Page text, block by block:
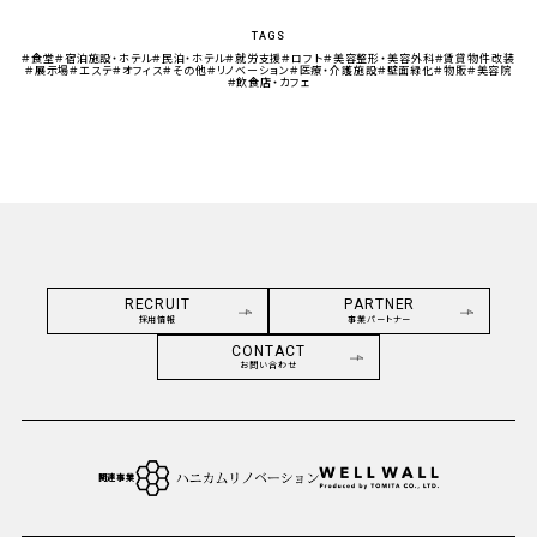
TAGS
＃食堂＃宿泊施設・ホテル＃民泊・ホテル＃就労支援＃ロフト＃美容整形・美容外科＃賃貸物件改装
＃展示場＃エステ＃オフィス＃その他＃リノベーション＃医療・介護施設＃壁面緑化＃物販＃美容院
＃飲食店・カフェ
RECRUIT
採用情報
PARTNER
事業パートナー
CONTACT
お問い合わせ
関連事業